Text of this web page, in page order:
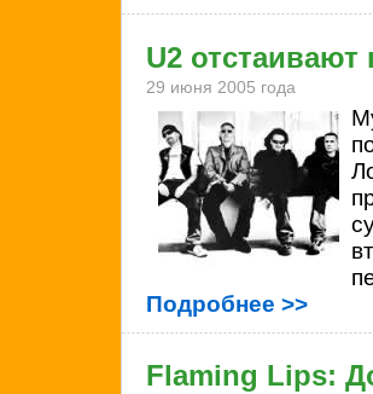
U2
29 июня 2005 года
Подробнее >>
Flaming Lips: